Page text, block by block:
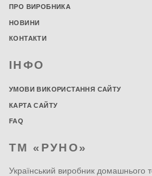
ПРО ВИРОБНИКА
НОВИНИ
КОНТАКТИ
ІНФО
УМОВИ ВИКОРИСТАННЯ САЙТУ
КАРТА САЙТУ
FAQ
ТМ «РУНО»
Український виробник домашнього